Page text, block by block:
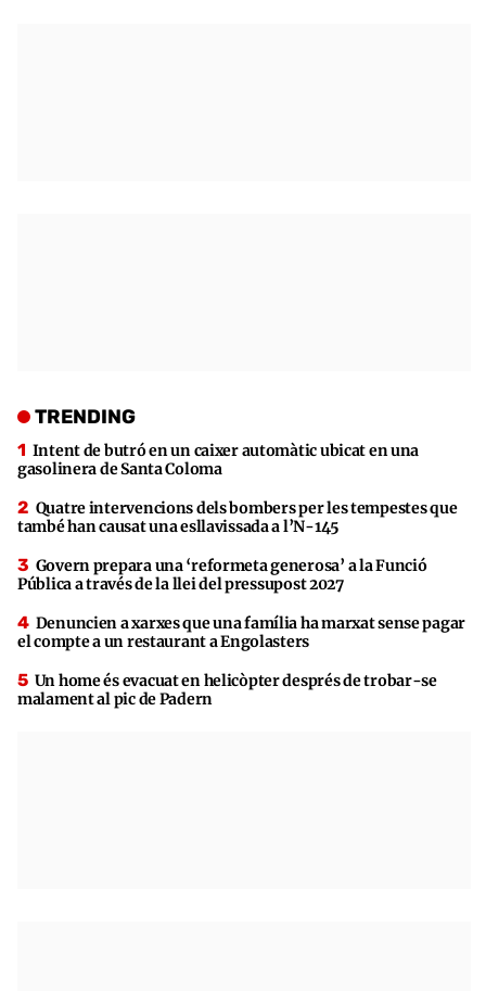
TRENDING
Intent de butró en un caixer automàtic ubicat en una
gasolinera de Santa Coloma
Quatre intervencions dels bombers per les tempestes que
també han causat una esllavissada a l’N-145
Govern prepara una ‘reformeta generosa’ a la Funció
Pública a través de la llei del pressupost 2027
Denuncien a xarxes que una família ha marxat sense pagar
el compte a un restaurant a Engolasters
Un home és evacuat en helicòpter després de trobar-se
malament al pic de Padern